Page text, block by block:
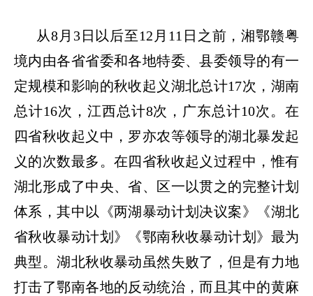
从8月 3日以后至12 月 11 日之前，湘鄂赣粤
境内由各省省委和各地特委、县委领导的有一
定规模和影响的秋收起义湖北总计17次，湖南
总计16次，江西总计8次，广东总计10次。在
四省秋收起义中，罗亦农等领导的湖北暴发起
义的次数最多。在四省秋收起义过程中，惟有
湖北形成了中央、省、区一以贯之的完整计划
体系，其中以《两湖暴动计划决议案》《湖北
省秋收暴动计划》《鄂南秋收暴动计划》最为
典型。湖北秋收暴动虽然失败了，但是有力地
打击了鄂南各地的反动统治，而且其中的黄麻